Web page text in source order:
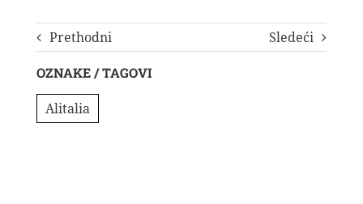
Prethodni Sledeći
OZNAKE / TAGOVI
Alitalia